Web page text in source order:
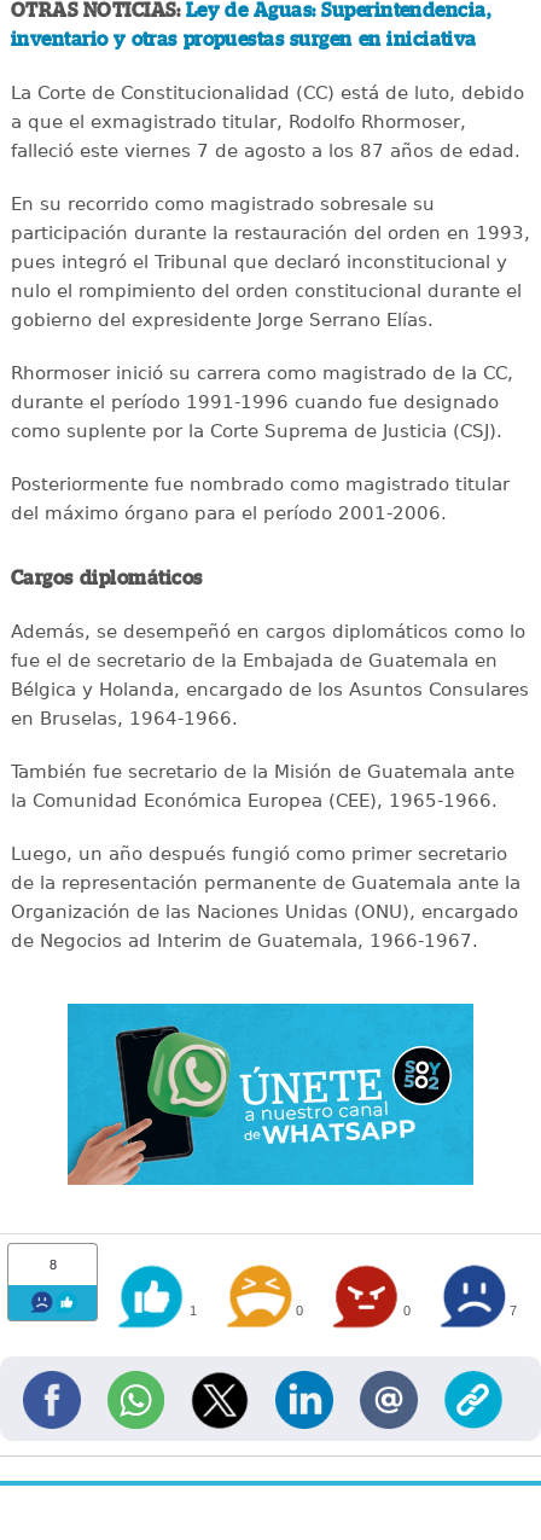
OTRAS NOTICIAS: Ley de Aguas: Superintendencia,
inventario y otras propuestas surgen en iniciativa
La Corte de Constitucionalidad (CC) está de luto, debido
a que el exmagistrado titular, Rodolfo Rhormoser,
falleció este viernes 7 de agosto a los 87 años de edad.
En su recorrido como magistrado sobresale su
participación durante la restauración del orden en 1993,
pues integró el Tribunal que declaró inconstitucional y
nulo el rompimiento del orden constitucional durante el
gobierno del expresidente Jorge Serrano Elías.
Rhormoser inició su carrera como magistrado de la CC,
durante el período 1991-1996 cuando fue designado
como suplente por la Corte Suprema de Justicia (CSJ).
Posteriormente fue nombrado como magistrado titular
del máximo órgano para el período 2001-2006.
Cargos diplomáticos
Además, se desempeñó en cargos diplomáticos como lo
fue el de secretario de la Embajada de Guatemala en
Bélgica y Holanda, encargado de los Asuntos Consulares
en Bruselas, 1964-1966.
También fue secretario de la Misión de Guatemala ante
la Comunidad Económica Europea (CEE), 1965-1966.
Luego, un año después fungió como primer secretario
de la representación permanente de Guatemala ante la
Organización de las Naciones Unidas (ONU), encargado
de Negocios ad Interim de Guatemala, 1966-1967.
8
1 0 0 7